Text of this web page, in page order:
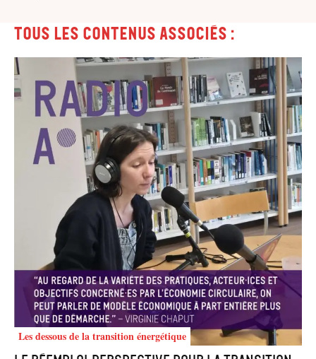
Tous les contenus associés :
Les dessous de la transition énergétique